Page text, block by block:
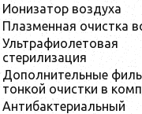
Ионизатор воздуха
Плазменная очистка
Ультрафиолетовая
стерилизация
Дополнительные
тонкой очистки в
Антибактериальный